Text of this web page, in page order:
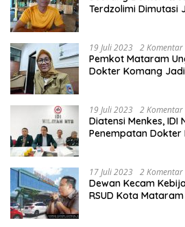
Terdzolimi Dimutasi
19 Juli 2023 2 Komentar
Pemkot Mataram
Dokter Komang
19 Juli 2023 2 Komentar
Diatensi Menkes, IDI
Penempatan
17 Juli 2023 2 Komentar
Dewan Kecam
RSUD Kota